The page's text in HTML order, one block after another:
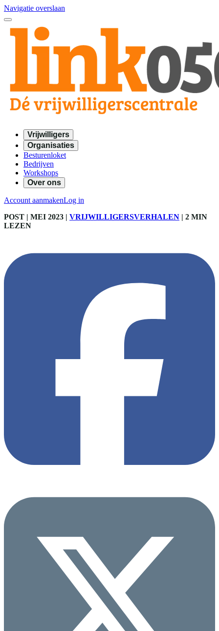
Navigatie overslaan
Vrijwilligers
Organisaties
Besturenloket
Bedrijven
Workshops
Over ons
Account aanmakenLog in
POST | MEI 2023 | VRIJWILLIGERSVERHALEN | 2 MIN
LEZEN